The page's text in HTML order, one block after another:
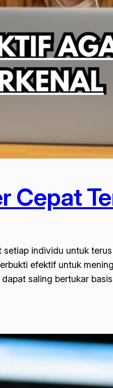
Cepat
individu untuk
efektif untuk
saling bertukar